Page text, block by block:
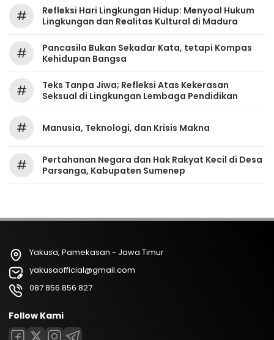
#
Refleksi Hari Lingkungan Hidup: Menyoal Hukum
Lingkungan dan Realitas Kultural di Madura
#
Pancasila Bukan Sekadar Kata, tetapi Kompas
Kehidupan Bangsa
#
Teks Tanpa Jiwa; Refleksi Atas Kekerasan
Seksual di Lingkungan Lembaga Pendidikan
# Manusia, Teknologi, dan Krisis Makna
#
Pertahanan Negara dan Hak Rakyat Kecil di Desa
Parsanga, Kabupaten Sumenep
Yakusa, Pamekasan - Jawa Timur
yakusaofficial@gmail.com
087 856 856 827
Follow Kami